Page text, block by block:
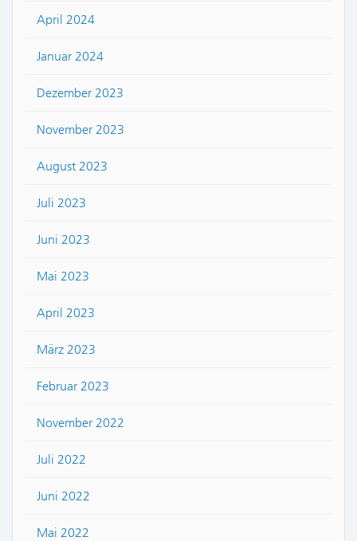
April 2024
Januar 2024
Dezember 2023
November 2023
August 2023
Juli 2023
Juni 2023
Mai 2023
April 2023
März 2023
Februar 2023
November 2022
Juli 2022
Juni 2022
Mai 2022